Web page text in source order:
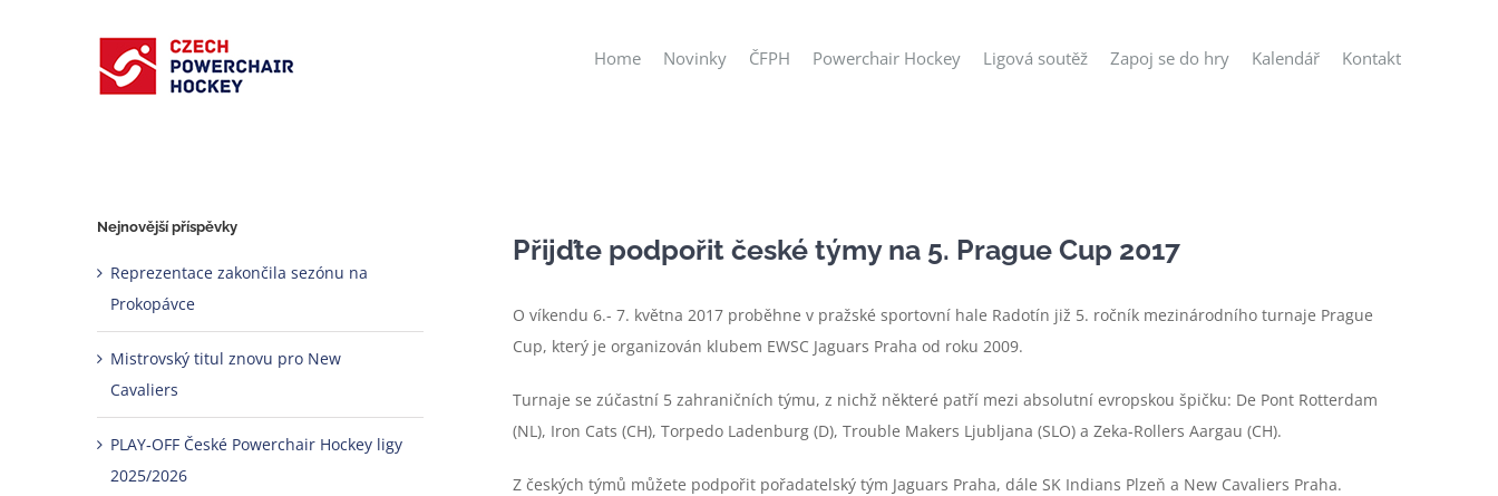
Home Novinky ČFPH Powerchair Hockey Ligová soutěž Zapoj se do hry Kalendář Kontakt
Přijďte podpořit české týmy na 5. Prague Cup 2017
O víkendu 6.- 7. května 2017 proběhne v pražské sportovní hale Radotín již 5. ročník mezinárodního turnaje Prague
Cup, který je organizován klubem EWSC Jaguars Praha od roku 2009.
Turnaje se zúčastní 5 zahraničních týmu, z nichž některé patří mezi absolutní evropskou špičku: De Pont Rotterdam
(NL), Iron Cats (CH), Torpedo Ladenburg (D), Trouble Makers Ljubljana (SLO) a Zeka-Rollers Aargau (CH).
Z českých týmů můžete podpořit pořadatelský tým Jaguars Praha, dále SK Indians Plzeň a New Cavaliers Praha.
Nejnovější příspěvky
Reprezentace zakončila sezónu na
Prokopávce
Mistrovský titul znovu pro New
Cavaliers
PLAY‑OFF České Powerchair Hockey ligy
2025/2026